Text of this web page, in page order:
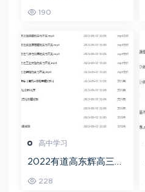
教程
190
高中学习
2022有道高东辉高三化
频教程+讲义+点睛班
228